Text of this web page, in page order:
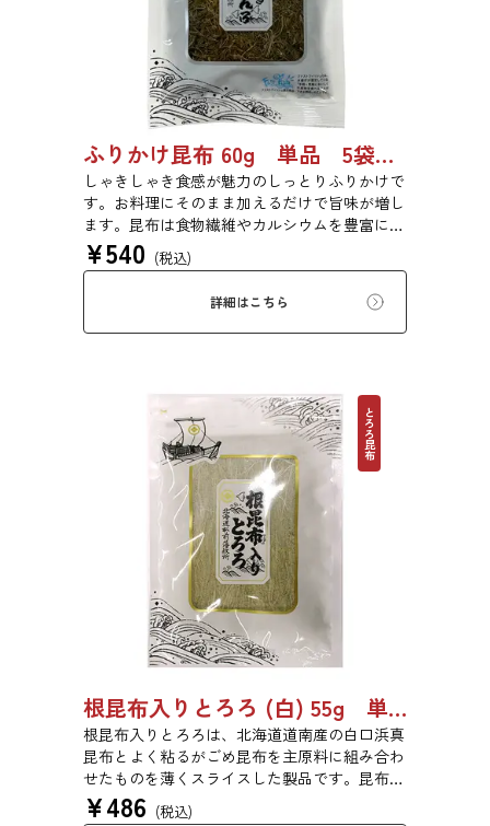
ふりかけ昆布 60g 単品 5袋セット 20袋セット 5102
しゃきしゃき食感が魅力のしっとりふりかけで
す。お料理にそのまま加えるだけで旨味が増し
ます。昆布は食物繊維やカルシウムを豊富に含
んでいるため、バランスのとれた食生活のため
にお使いいただけます。また、本商品は第20回
¥540 (税込)
詳細はこちら
とろろ昆布
根昆布入りとろろ (白) 55g 単品 5袋 20袋 3429
根昆布入りとろろは、北海道道南産の白口浜真
昆布とよく粘るがごめ昆布を主原料に組み合わ
せたものを薄くスライスした製品です。昆布本
来の風味を存分にご賞味ください。
¥486 (税込)